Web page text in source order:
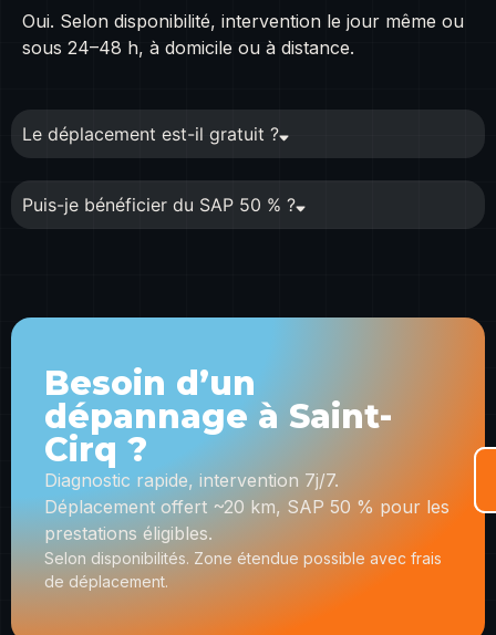
Oui. Selon disponibilité, intervention le jour même ou
sous 24–48 h, à domicile ou à distance.
Le déplacement est-il gratuit ?
Puis-je bénéficier du SAP 50 % ?
Besoin d’un
dépannage à Saint-
Cirq ?
Diagnostic rapide, intervention 7j/7.
Déplacement offert ~20 km, SAP 50 % pour les
prestations éligibles.
Selon disponibilités. Zone étendue possible avec frais
de déplacement.